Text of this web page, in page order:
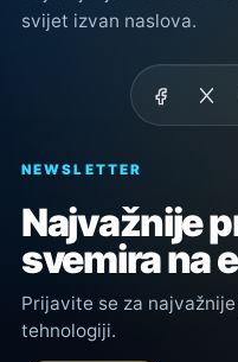
svijet izvan naslova.
NEWSLETTER
Najvažnije
svemira na
Prijavite se za
tehnologiji.